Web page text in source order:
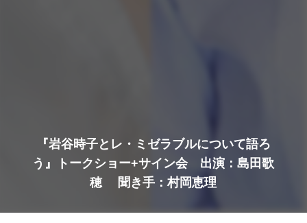
『岩谷時子とレ・ミゼラブルについて語ろ
う』トークショー+サイン会 出演：島田歌
穂 聞き手：村岡恵理